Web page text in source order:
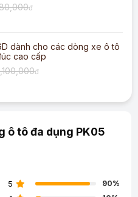
đ
dành cho các dòng xe ô tô
cao cấp
đ
ô tô đa dụng PK05
5 90%